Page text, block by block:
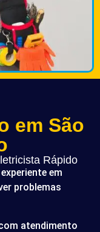
em São
Rápido
em
problemas
atendimento